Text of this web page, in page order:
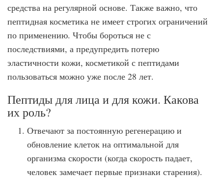
средства на регулярной основе. Также важно, что
пептидная косметика не имеет строгих ограничений
по применению. Чтобы бороться не с
последствиями, а предупредить потерю
эластичности кожи, косметикой с пептидами
пользоваться можно уже после 28 лет.
Пептиды для лица и для кожи. Какова
их роль?
Отвечают за постоянную регенерацию и
обновление клеток на оптимальной для
организма скорости (когда скорость падает,
человек замечает первые признаки старения).